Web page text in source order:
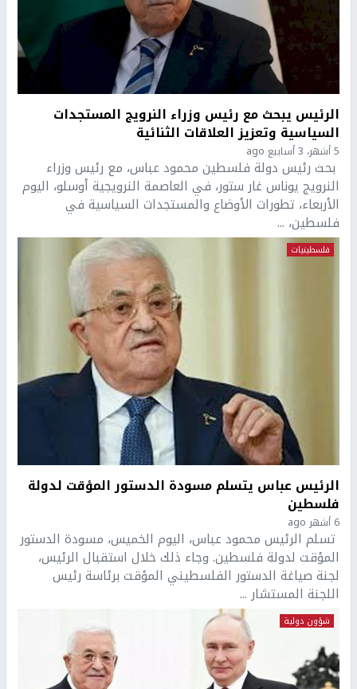
الرئيس يبحث مع رئيس وزراء النرويج المستجدات
السياسية وتعزيز العلاقات الثنائية
5 أشهر، 3 أسابيع ago
بحث رئيس دولة فلسطين محمود عباس، مع رئيس وزراء
النرويج يوناس غار ستور، في العاصمة النرويجية أوسلو، اليوم
الأربعاء، تطورات الأوضاع والمستجدات السياسية في
فلسطين، ...
فلسطينيات
الرئيس عباس يتسلم مسودة الدستور المؤقت لدولة
فلسطين
6 أشهر ago
تسلم الرئيس محمود عباس، اليوم الخميس، مسودة الدستور
المؤقت لدولة فلسطين. وجاء ذلك خلال استقبال الرئيس،
لجنة صياغة الدستور الفلسطيني المؤقت برئاسة رئيس
اللجنة المستشار ...
شؤون دولية